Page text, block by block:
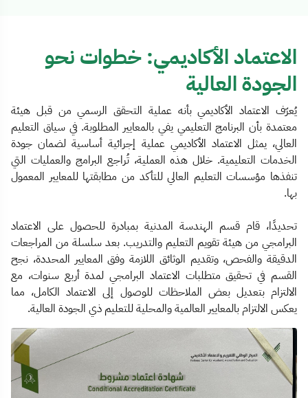
الاعتماد الأكاديمي
الاعتماد الأكاديمي: خطوات نحو
الجودة العالية
يُعرّف الاعتماد الأكاديمي بأنه عملية التحقق الرسمي من قبل هيئة
معتمدة بأن البرنامج التعليمي يفي بالمعايير المطلوبة. في سياق التعليم
العالي، يمثل الاعتماد الأكاديمي عملية إجرائية أساسية لضمان جودة
الخدمات التعليمية. خلال هذه العملية، تُراجع البرامج والعمليات التي
تنفذها مؤسسات التعليم العالي للتأكد من مطابقتها للمعايير المعمول
بها.
تحديدًا، قام قسم الهندسة المدنية بمبادرة للحصول على الاعتماد
البرامجي من هيئة تقويم التعليم والتدريب. بعد سلسلة من المراجعات
الدقيقة والفحص، وتقديم الوثائق اللازمة وفق المعايير المحددة، نجح
القسم في تحقيق متطلبات الاعتماد البرامجي لمدة أربع سنوات، مع
الالتزام بتعديل بعض الملاحظات للوصول إلى الاعتماد الكامل، مما
يعكس الالتزام بالمعايير العالمية والمحلية للتعليم ذي الجودة العالية.